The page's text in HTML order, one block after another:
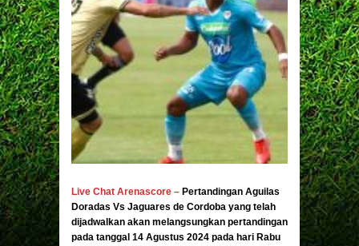
Live Chat Arenascore – Pertandingan Aguilas
Doradas Vs Jaguares de Cordoba yang telah
dijadwalkan akan melangsungkan pertandingan
pada tanggal 14 Agustus 2024 pada hari Rabu